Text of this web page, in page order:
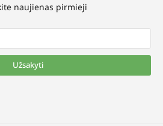
naujienas pirmieji
Užsakyti